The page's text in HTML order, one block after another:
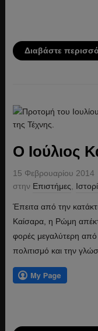
Διαβάστε
Ο Ιούλιος
15 Φεβρουαρίου 2014
στην Επιστήμες
Έπειτα από την
Καίσαρα, η Ρώμη
φορές μεγαλύτερη από
πολιτισμό και την